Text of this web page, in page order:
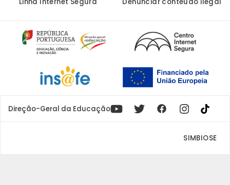
Direção-Geral da Educação
SIMBIOSE
Youtube
X
Facebook
Instagram